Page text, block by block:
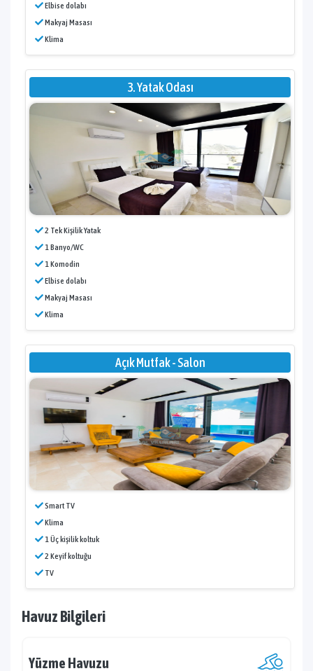
Elbise dolabı
Makyaj Masası
Klima
3. Yatak Odası
2 Tek Kişilik Yatak
1 Banyo/WC
1 Komodin
Elbise dolabı
Makyaj Masası
Klima
Açık Mutfak - Salon
Smart TV
Klima
1 Üç kişilik koltuk
2 Keyif koltuğu
TV
Havuz Bilgileri
Yüzme Havuzu